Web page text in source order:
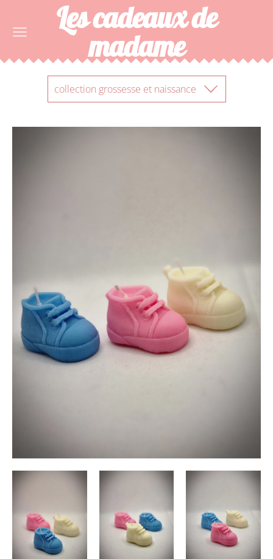
Les cadeaux de
madame
collection grossesse et naissance